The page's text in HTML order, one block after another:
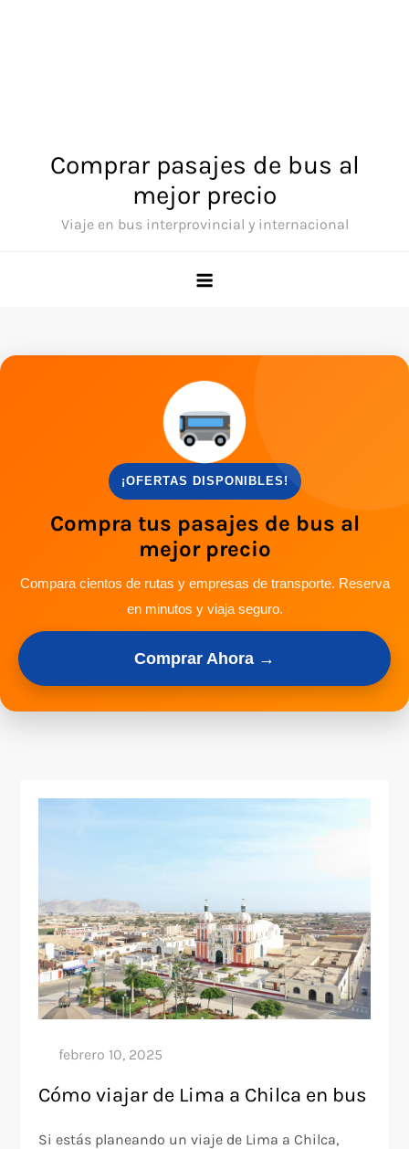
Comprar pasajes de bus al
mejor precio
Viaje en bus interprovincial y internacional
¡OFERTAS DISPONIBLES!
Compra tus pasajes de bus al
mejor precio
Compara cientos de rutas y empresas de transporte. Reserva
en minutos y viaja seguro.
Comprar Ahora →
Cómo viajar de Lima a Chilca en bus
Si estás planeando un viaje de Lima a Chilca,